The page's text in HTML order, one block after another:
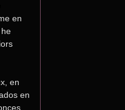
en
en
en